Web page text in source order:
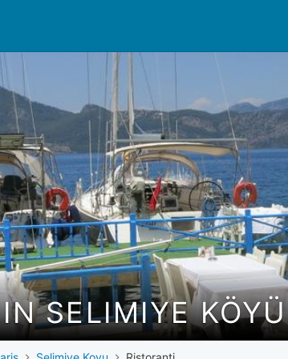
SELIMIYE KÖYÜ